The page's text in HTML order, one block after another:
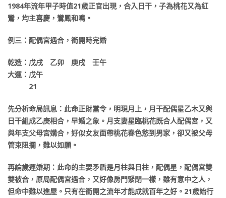
1984年流年甲子時值21歲正官出現，合入日干，子為桃花又為紅
鸞，均主喜慶，鸞鳳和鳴。
例三：配偶宮遇合，衝開時完婚
乾造：戊戌 乙卯 庚戌 壬午
大運：戊午
21
先分析命局訊息：此命正財當令，明現月上，月干配偶星乙木又與
日干組成乙庚相合，早婚之象。月支妻星臨桃花既合人配偶宮，又
與年支父母宮媾合，好似女友面帶桃花春色慾到男家，卻又被父母
管束阻攔，難以如願。
再論歲運婚期：此命的主要矛盾是月柱與日柱，配偶星，配偶宮雙
雙被合，原局配偶宮遇合，又好像房門緊閉一樣，雖有意中之人，
但命中難以進屋。只有在衝開之流年才能成就百年之好。21歲始行